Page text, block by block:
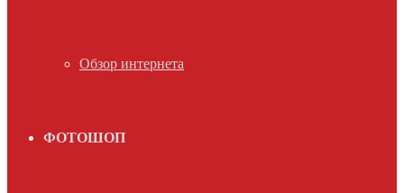
Обзор интернета
ФОТОШОП